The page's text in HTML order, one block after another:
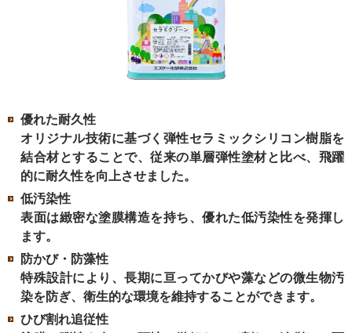
優れた耐久性
オリジナル技術に基づく弾性セラミックシリコン樹脂を
結合材とすることで、従来の単層弾性塗材と比べ、飛躍
的に耐久性を向上させました。
低汚染性
表面は緻密な塗膜構造を持ち、優れた低汚染性を発揮し
ます。
防かび・防藻性
特殊設計により、長期に亘ってかびや藻などの微生物汚
染を防ぎ、衛生的な環境を維持することができます。
ひび割れ追従性